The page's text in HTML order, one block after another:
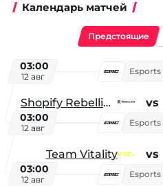
Календарь матчей
Предстоящие
03:00
12 авг
Shopify Rebellion vs
03:00
12 авг
Team Vitality vs
03:00
12 авг